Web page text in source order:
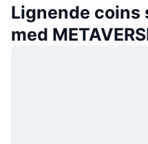
Lignende coins
med